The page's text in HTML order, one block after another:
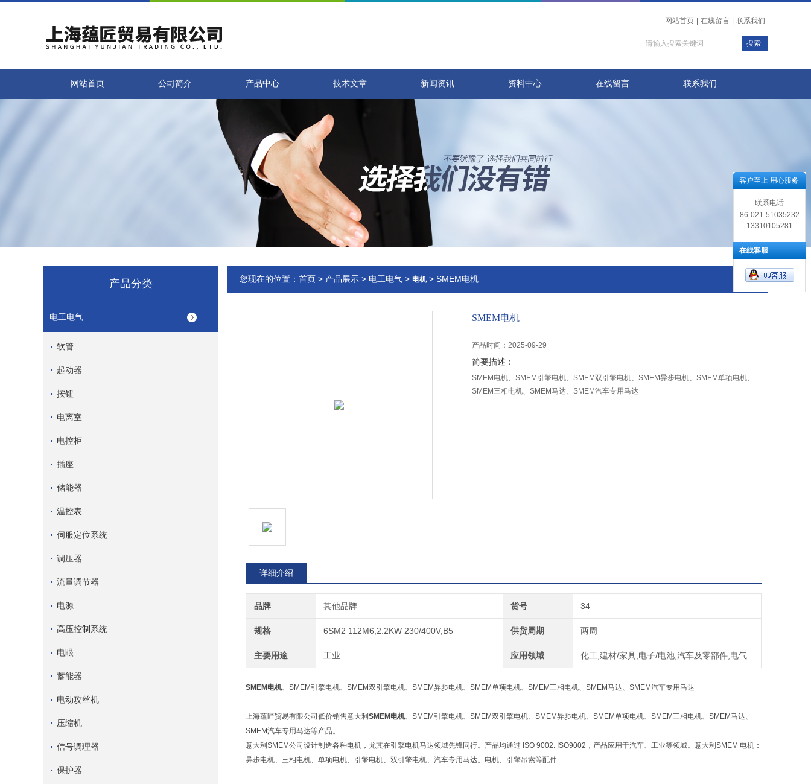
网站首页 在线留言 联系我们
网站首页 公司简介 产品中心 技术文章 新闻资讯 资料中心 在线留言 联系我们
产品分类
电工电气
软管
起动器
按钮
电离室
电控柜
插座
储能器
温控表
伺服定位系统
调压器
流量调节器
电源
高压控制系统
电眼
蓄能器
电动攻丝机
压缩机
信号调理器
保护器
您现在的位置： 首页 > 产品展示 > 电工电气 > 电机> SMEM电机
SMEM电机
产品时间：2025-09-29
简要描述：
SMEM电机、SMEM引擎电机、SMEM双引擎电机、SMEM异步电机、SMEM单项电机、
SMEM三相电机、SMEM马达、SMEM汽车专用马达
详细介绍
品牌 其他品牌 货号 34
规格 6SM2 112M6,2.2KW 230/400V,B5 供货周期 两周
主要用途 工业 应用领域 化工,建材/家具,电子/电池,汽车及零部件,电气
SMEM电机、SMEM引擎电机、SMEM双引擎电机、SMEM异步电机、SMEM单项电机、SMEM三相电机、SMEM马达、SMEM汽车专用马达
上海蕴匠贸易有限公司低价销售意大利 SMEM电机、SMEM引擎电机、SMEM双引擎电机、SMEM异步电机、SMEM单项电机、SMEM三相电机、SMEM马达、
SMEM汽车专用马达等产品。
意大利SMEM公司设计制造各种电机，尤其在引擎电机马达领域先锋同行。产品均通过 ISO 9002. ISO9002，产品应用于汽车、工业等领域。意大利SMEM 电机：
异步电机、三相电机、单项电机、引擎电机、双引擎电机、汽车专用马达。电机、引擎吊索等配件
客户至上 用心服务
联系电话
86-021-51035232
13310105281
在线客服